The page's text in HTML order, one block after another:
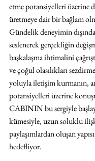
etme potansiyelleri üzerine
üretmeye dair bir bağlam
Gündelik deneyimin
seslenerek gerçekliğin
başkalaşma ihtimalini
ve çoğul olasılıkları
yoluyla iletişim kurmanın,
potansiyelleri üzerine
CABININ bu sergiyle
kümesiyle, uzun soluklu
paylaşımlardan oluşan
hedefliyor.